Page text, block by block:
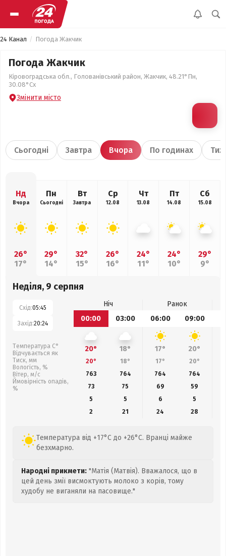
24 Канал Погода Жакчик
Погода Жакчик
Кіровоградська обл., Голованівський район, Жакчик, 48.21°Пн,
30.08°Сх
Змінити місто
Сьогодні Завтра Вчора По годинах
Нд
Вчора
26°
17°
Пн
Сьогодні
29°
14°
Вт
Завтра
32°
15°
Ср
12.08
26°
16°
Чт
13.08
24°
11°
Пт
14.08
24°
10°
Сб
15.08
29°
9°
Неділя, 9 серпня
Схід:05:45
Захід:20:24
Температура С°
Відчувається як
Тиск, мм
Вологість, %
Вітер, м/с
Ймовірність опадів,
%
Ніч
Ранок
00:00
03:00 06:00 09:00
20° 18° 17° 20°
20° 18° 17° 20°
763
764 764 764
73
75 69 59
5
5 6
5
2
21 24 28
Температура від +17°C до +26°C. Вранці майже
безхмарно.
Народні прикмети: "Матія (Матвія). Вважалося, що в
цей день змії висмоктують молоко з корів, тому
худобу не виганяли на пасовище."